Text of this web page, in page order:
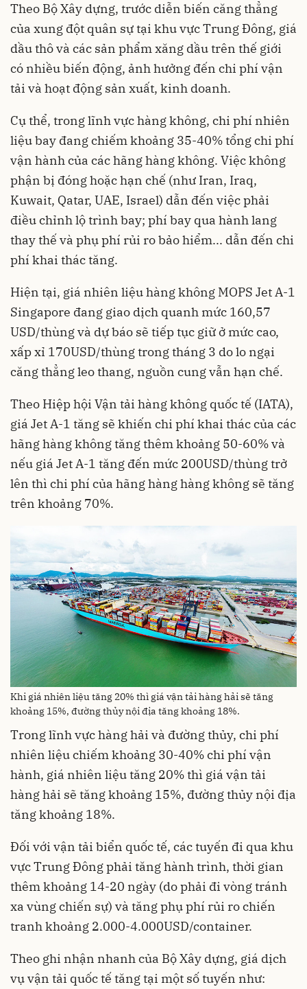
Theo Bộ Xây dựng, trước diễn biến căng thẳng
của xung đột quân sự tại khu vực Trung Đông, giá
dầu thô và các sản phẩm xăng dầu trên thế giới
có nhiều biến động, ảnh hưởng đến chi phí vận
tải và hoạt động sản xuất, kinh doanh.
Cụ thể, trong lĩnh vực hàng không, chi phí nhiên
liệu bay đang chiếm khoảng 35-40% tổng chi phí
vận hành của các hãng hàng không. Việc không
phận bị đóng hoặc hạn chế (như Iran, Iraq,
Kuwait, Qatar, UAE, Israel) dẫn đến việc phải
điều chỉnh lộ trình bay; phí bay qua hành lang
thay thế và phụ phí rủi ro bảo hiểm... dẫn đến chi
phí khai thác tăng.
Hiện tại, giá nhiên liệu hàng không MOPS Jet A-1
Singapore đang giao dịch quanh mức 160,57
USD/thùng và dự báo sẽ tiếp tục giữ ở mức cao,
xấp xỉ 170USD/thùng trong tháng 3 do lo ngại
căng thẳng leo thang, nguồn cung vẫn hạn chế.
Theo Hiệp hội Vận tải hàng không quốc tế (IATA),
giá Jet A-1 tăng sẽ khiến chi phí khai thác của các
hãng hàng không tăng thêm khoảng 50-60% và
nếu giá Jet A-1 tăng đến mức 200USD/thùng trở
lên thì chi phí của hãng hàng hàng không sẽ tăng
trên khoảng 70%.
Khi giá nhiên liệu tăng 20% thì giá vận tải hàng hải sẽ tăng
khoảng 15%, đường thủy nội địa tăng khoảng 18%.
Trong lĩnh vực hàng hải và đường thủy, chi phí
nhiên liệu chiếm khoảng 30-40% chi phí vận
hành, giá nhiên liệu tăng 20% thì giá vận tải
hàng hải sẽ tăng khoảng 15%, đường thủy nội địa
tăng khoảng 18%.
Đối với vận tải biển quốc tế, các tuyến đi qua khu
vực Trung Đông phải tăng hành trình, thời gian
thêm khoảng 14-20 ngày (do phải đi vòng tránh
xa vùng chiến sự) và tăng phụ phí rủi ro chiến
tranh khoảng 2.000-4.000USD/container.
Theo ghi nhận nhanh của Bộ Xây dựng, giá dịch
vụ vận tải quốc tế tăng tại một số tuyến như: